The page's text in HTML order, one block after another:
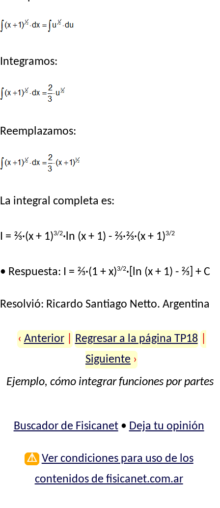
Integramos:
Reemplazamos:
La integral completa es:
I = ⅔·(x + 1)3/2·ln (x + 1) - ⅔·⅔·(x + 1)3/2
• Respuesta: I = ⅔·(1 + x)3/2·[ln (x + 1) - ⅔] + C
Resolvió: Ricardo Santiago Netto. Argentina
‹ Anterior Regresar a la página TP18
Siguiente ›
Ejemplo, cómo integrar funciones por partes
Buscador de Fisicanet• Deja tu opinión
⚠ Ver condiciones para uso de los
contenidos de fisicanet.com.ar